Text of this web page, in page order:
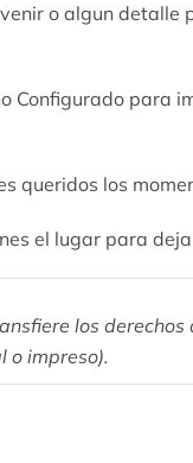
o algun detalle
para
queridos los
el lugar para
los
o impreso).